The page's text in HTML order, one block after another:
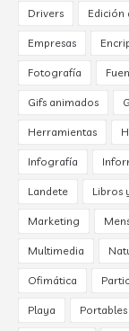
Drivers Edición
Empresas
Fotografía
Gifs animados
Herramientas
Infografía
Landete Libros
Marketing
Multimedia
Ofimática
Playa Portables